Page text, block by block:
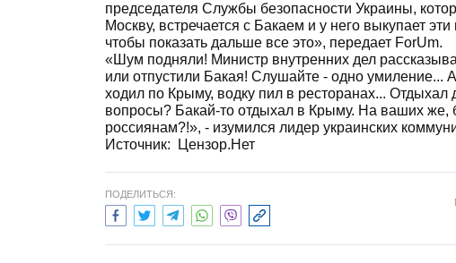
председателя Службы безопасности Украины,
Москву, встречается с Бакаем и у него выкупает
чтобы показать дальше все это», передает ForUm.
«Шум подняли! Министр внутренних дел
или отпустили Бакая! Слушайте - одно умиление...
ходил по Крыму, водку пил в ресторанах...
вопросы? Бакай-то отдыхал в Крыму. На ваших же,
россиянам?!», - изумился лидер украинских
Источник: Цензор.Нет
ПОДЕЛИТЬСЯ: